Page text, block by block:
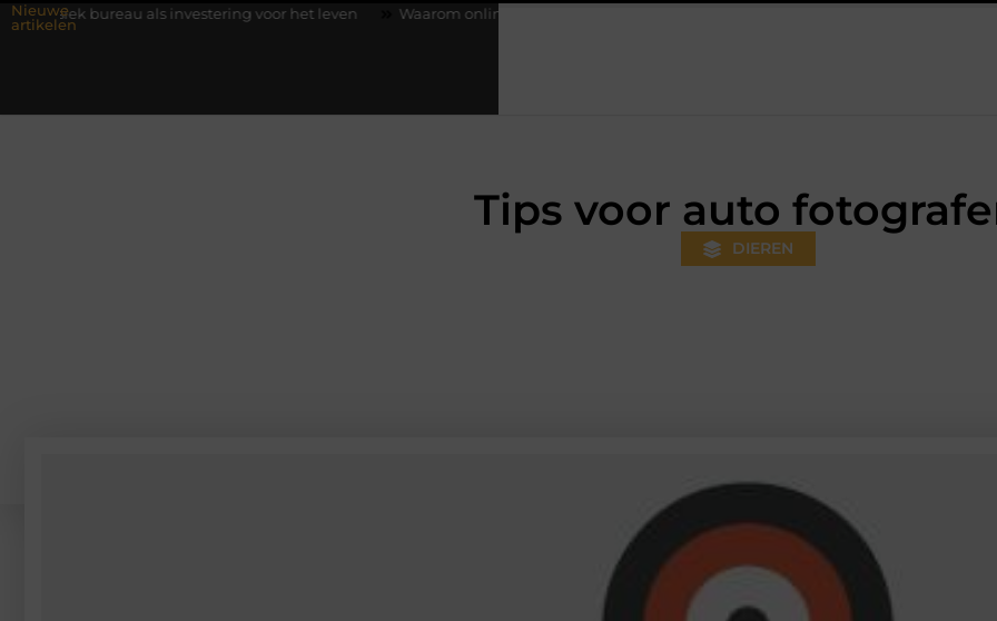
Nieuwe
artikelen
als investering voor het leven Waarom online vlees bestellen steeds gewoner wordt
Tips voor auto
DIEREN